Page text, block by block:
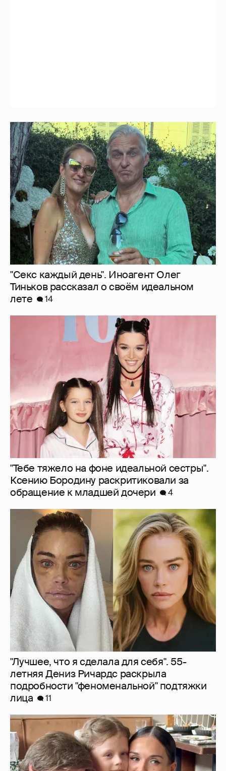
"Секс каждый день". Иноагент Олег
Тиньков рассказал о своём идеальном
лете
14
"Тебе тяжело на фоне идеальной сестры".
Ксению Бородину раскритиковали за
обращение к младшей дочери
"Лучшее, что я сделала для себя". 55-
летняя Дениз Ричардс раскрыла
подробности "феноменальной" подтяжки
лица
11
Павел Табаков и Софья Синицына вместе
отметили шестилетие дочери
6